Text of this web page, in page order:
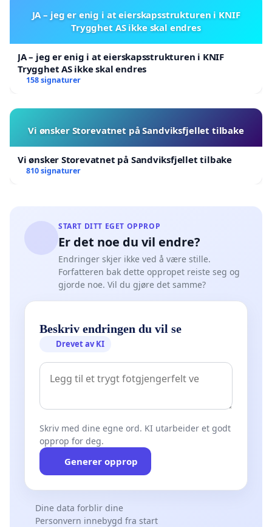
JA – jeg er enig i at eierskapsstrukturen i KNIF
Trygghet AS ikke skal endres
JA – jeg er enig i at eierskapsstrukturen i KNIF
Trygghet AS ikke skal endres
158 signaturer
Vi ønsker Storevatnet på Sandviksfjellet tilbake
Vi ønsker Storevatnet på Sandviksfjellet tilbake
810 signaturer
START DITT EGET OPPROP
Er det noe du vil endre?
Endringer skjer ikke ved å være stille.
Forfatteren bak dette oppropet reiste seg og
gjorde noe. Vil du gjøre det samme?
Beskriv endringen du vil se
Drevet av KI
Skriv med dine egne ord. KI utarbeider et godt
opprop for deg.
Generer opprop
Dine data forblir dine
Personvern innebygd fra start